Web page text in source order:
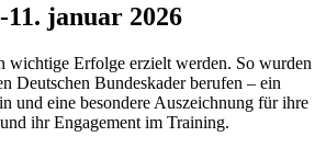
januar 2026
wichtige Erfolge erzielt werden. So wurden
Deutschen Bundeskader berufen – ein
und eine besondere Auszeichnung für ihre
ihr Engagement im Training.